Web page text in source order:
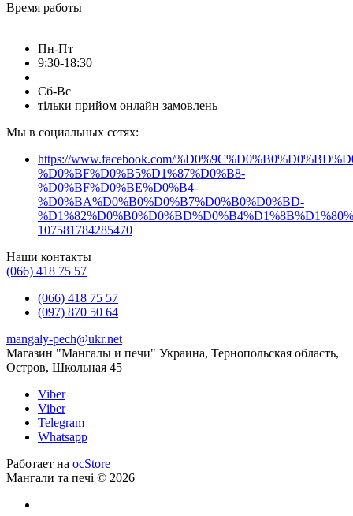
мангал в подарок
купить мангал раскладной
купить мангал для шашлыка
раскладной мангал
купить мангал разборный
мангал купить львов
шампура в кейсе
Набор для барбекю
купить набор шампуров
шампура набор
набор для барбекю
набор шампуров
купить набор шампуров на подарок
набор для шампуров
подарочный набор шампуров
набор шампуров охотничий
набор шампуров нож топор
набор шампуров с топором
набор шампуров для мужчины
набор шампуров купить
шампура набор
шампура в кейсе
подарочный набор шампуров в кожаном чехле
Время работы
Пн-Пт
9:30-18:30
Сб-Вс
тільки прийом онлайн замовлень
Мы в социальных сетях:
https://www.facebook.com/
%D0%BF%D0%B5%D1%87%D0%B8-
%D0%BF%D0%BE%D0%B4-
%D0%BA%D0%B0%D0%B7%D0%B0%D0%BD-
107581784285470
Наши контакты
(066) 418 75 57
(066) 418 75 57
(097) 870 50 64
mangaly-pech@ukr.net
Магазин "Мангалы и печи" Украина, Тернопольская область,
Остров, Школьная 45
Viber
Viber
Telegram
Whatsapp
Работает на ocStore
Мангали та печі © 2026